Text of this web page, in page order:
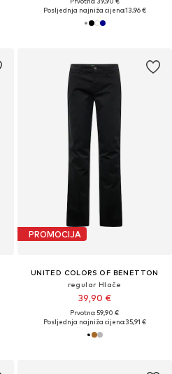
Posljednja najniža cijena:13,96 €
PROMOCIJA
UNITED COLORS OF BENETTON
regular Hlače
39,90 €
Prvotno: 59,90 €
Posljednja najniža cijena:35,91 €